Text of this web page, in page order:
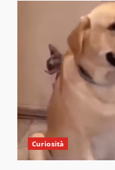
Curiosità